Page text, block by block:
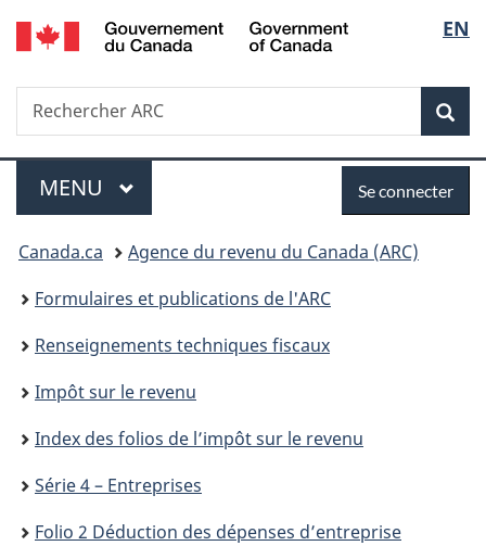
Passer
au
Passer
au
Passer
à
du
Passer
à
simplifiée
de
la
EN
Recherche
Rechercher
ARC
Menu
MENU PRINCIPAL
connecter
Se connecter
Vous
êtes
ici :
Canada.ca
Agence du revenu du Canada (ARC)
Formulaires et publications de l'ARC
Renseignements techniques fiscaux
Impôt sur le revenu
Index des folios de l’impôt sur le revenu
Série 4 – Entreprises
Folio 2 Déduction des dépenses d’entreprise